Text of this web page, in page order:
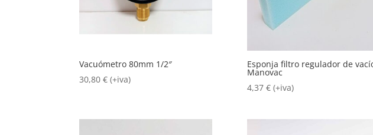
Vacuómetro 80mm 1/2″
30,80€ (+iva)
Esponja filtro regulador de
Manovac
4,37 € (+iva)